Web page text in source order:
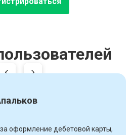
оформление дебетовой карты,